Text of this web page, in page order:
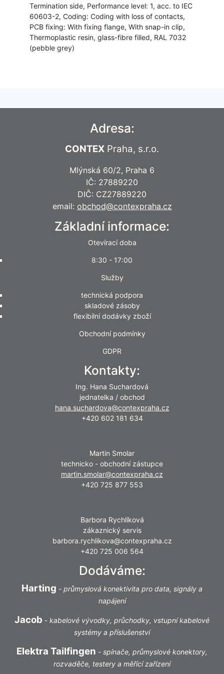
Termination side, Performance level: 1, acc. to IEC
60603-2, Coding: Coding with loss of contacts,
PCB fixing: With fixing flange, With snap-in clip,
Thermoplastic resin, glass-fibre filled, RAL 7032
(pebble grey)
Adresa:
CONTEX Praha, s.r.o.
Mlýnská 60/2, Praha 6
IČ: 27889220
DIČ: CZ27889220
email: obchod@contexpraha.cz
Základní informace:
Otevírací doba
8:30 - 17:00
Služby
technická podpora
skladové zásoby
flexibilní dodávky zboží
Obchodní podmínky
GDPR
Kontakty:
Ing. Hana Suchardová
jednatelka / obchod
hana.suchardova@contexpraha.cz
+420 602 181 634
Martin Smolar
technicko - obchodní zástupce
martin.smolar@contexpraha.cz
+420 725 877 553
Barbora Rychlíková
zákaznický servis
barbora.rychlikova@contexpraha.cz
+420 725 006 564
Dodáváme:
Harting - průmyslová konektivita pro data, signály a
napájení
Jacob - kabelové vývodky, průchodky, vstupní kabelové
systémy a příslušenství
Elektra Tailfingen - spínače, průmyslové konektory,
rozvaděče, testery a měřící zařízení